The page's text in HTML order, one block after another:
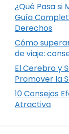
¿Qué Pasa si
Guía
Derechos
Cómo
de viaje:
El Cerebro y
Promover la
10 Consejos
Atractiva